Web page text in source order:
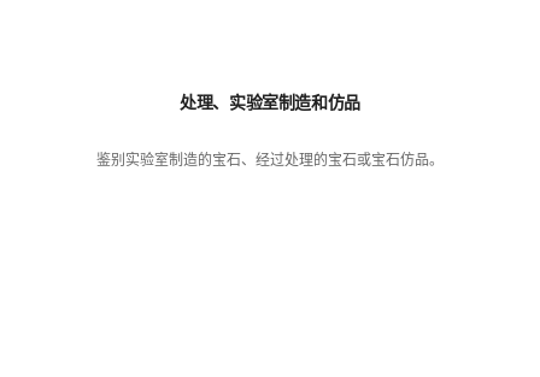
处理、实验室制造和仿品
鉴别实验室制造的宝石、经过处理的宝石或宝石仿品。